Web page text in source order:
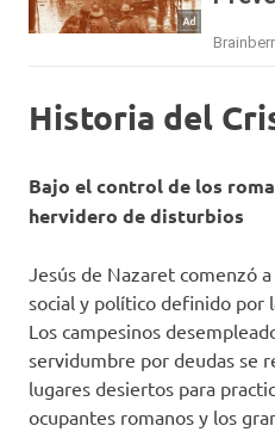
Historia del
Bajo el control de los
hervidero de disturbios
Jesús de Nazaret comenzó
social y político definido por
Los campesinos
servidumbre por deudas se
lugares desiertos para
ocupantes romanos y los